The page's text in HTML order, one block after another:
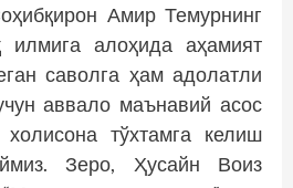
Амир Темурнинг
илмига алоҳида аҳамият
саволга ҳам адолатли
аввало маънавий асос
тўхтамга келиш
Зеро, Ҳусайн Воиз